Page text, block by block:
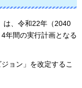
は、令和22年（2040
年間の実行計画となる
ョン」を改定するこ